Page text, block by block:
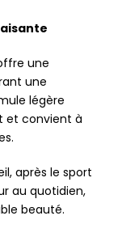
une
une
légère
et convient à
après le sport
au quotidien,
beauté.